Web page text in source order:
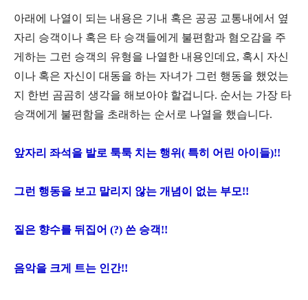
아래에 나열이 되는 내용은 기내 혹은 공공 교통내에서 옆
자리 승객이나 혹은 타 승객들에게 불편함과 혐오감을 주
게하는 그런 승객의 유형을 나열한 내용인데요, 혹시 자신
이나 혹은 자신이 대동을 하는 자녀가 그런 행동을 했었는
지 한번 곰곰히 생각을 해보아야 할겁니다. 순서는 가장 타
승객에게 불편함을 초래하는 순서로 나열을 했습니다.
앞자리 좌석을 발로 툭툭 치는 행위( 특히 어린 아이들)!!
그런 행동을 보고 말리지 않는 개념이 없는 부모!!
짙은 향수를 뒤집어 (?) 쓴 승객!!
음악을 크게 트는 인간!!